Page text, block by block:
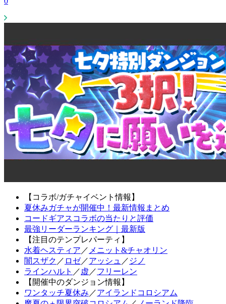
【コラボ/ガチャイベント情報】
夏休みガチャが開催中！最新情報まとめ
コードギアスコラボの当たりと評価
最強リーダーランキング｜最新版
【注目のテンプレパーティ】
水着ヘスティア ／ メニット&チャオリン
闇スザク ／ ロゼ／アッシュ ／ ジノ
ラインハルト ／ 虚 ／フリーレン
【開催中のダンジョン情報】
ワンタッチ夏休み ／アイランドコロシアム